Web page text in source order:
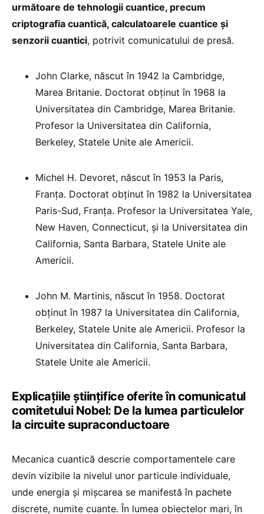
următoare de tehnologii cuantice, precum
criptografia cuantică, calculatoarele cuantice și
senzorii cuantici, potrivit comunicatului de presă.
John Clarke, născut în 1942 la Cambridge,
Marea Britanie. Doctorat obținut în 1968 la
Universitatea din Cambridge, Marea Britanie.
Profesor la Universitatea din California,
Berkeley, Statele Unite ale Americii.
Michel H. Devoret, născut în 1953 la Paris,
Franța. Doctorat obținut în 1982 la Universitatea
Paris-Sud, Franța. Profesor la Universitatea Yale,
New Haven, Connecticut, și la Universitatea din
California, Santa Barbara, Statele Unite ale
Americii.
John M. Martinis, născut în 1958. Doctorat
obținut în 1987 la Universitatea din California,
Berkeley, Statele Unite ale Americii. Profesor la
Universitatea din California, Santa Barbara,
Statele Unite ale Americii.
Explicațiile științifice oferite în comunicatul
comitetului Nobel: De la lumea particulelor
la circuite supraconductoare
Mecanica cuantică descrie comportamentele care
devin vizibile la nivelul unor particule individuale,
unde energia și mișcarea se manifestă în pachete
discrete, numite cuante. În lumea obiectelor mari, în